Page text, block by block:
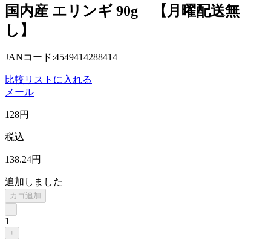
国内産 エリンギ 90g 【月曜配送無
し】
JANコード:4549414288414
比較リストに入れる
メール
128円
税込
138.24円
追加しました
カゴ追加
-
1
+